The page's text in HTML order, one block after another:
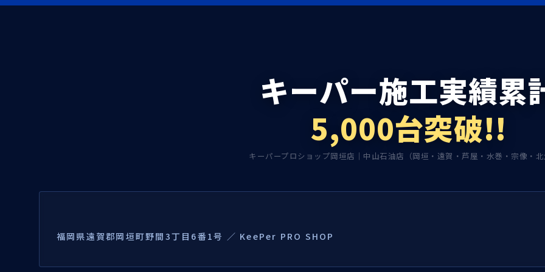
キーパー施工実績累
5,000台突破!!
キーパープロショップ岡垣店｜中山石油店（岡垣・遠賀・芦屋・水巻・宗像・北
福岡県遠賀郡岡垣町野間3丁目6番1号 ／ KeePer PRO SHOP